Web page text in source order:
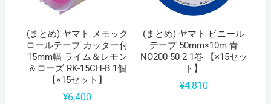
(まとめ) ヤマト メモック
ロールテープ カッター付
15mm幅 ライム＆レモン
＆ローズ RK-15CH-B 1個
【×15セット】
¥6,400
(まとめ) ヤマト ビニール
テープ 50mm×10m 青
NO200-50-2 1巻 【×15セッ
ト】
¥4,810